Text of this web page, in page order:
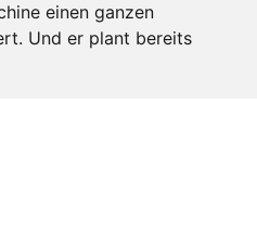
einen ganzen
Und er plant bereits